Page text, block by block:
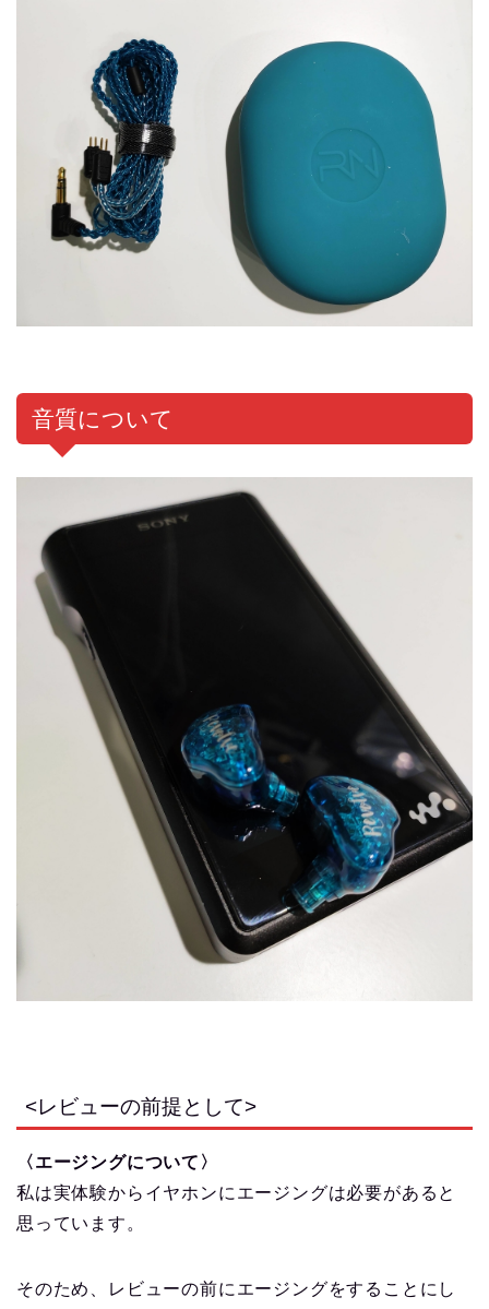
音質について
<レビューの前提として>
〈エージングについて〉
私は実体験からイヤホンにエージングは必要があると
思っています。
そのため、レビューの前にエージングをすることにし